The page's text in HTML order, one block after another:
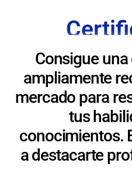
Consigue
ampliamente
mercado para
tus
conocimientos.
a destacarte